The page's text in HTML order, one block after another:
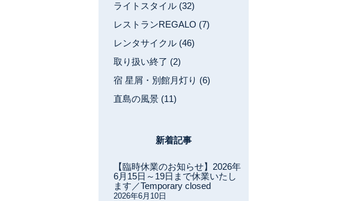
ライトスタイル (32)
レストランREGALO (7)
レンタサイクル (46)
取り扱い終了 (2)
宿 星屑・別館月灯り (6)
直島の風景 (11)
新着記事
【臨時休業のお知らせ】2026年
6月15日～19日まで休業いたし
ます／Temporary closed
2026年6月10日